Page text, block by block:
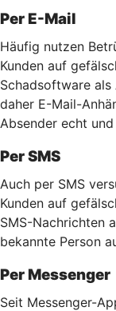
Per E-Mail
Häufig nutzen
Kunden auf
Schadsoftware als
daher E-Mail-
Absender echt
Per SMS
Auch per SMS
Kunden auf
SMS-Nachrichten
bekannte Person
Per Messenger
Seit Messenger-